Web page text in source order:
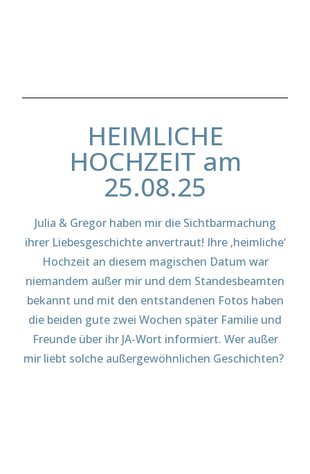
HEIMLICHE
HOCHZEIT am
25.08.25
Julia & Gregor haben mir die Sichtbarmachung
ihrer Liebesgeschichte anvertraut! Ihre ‚heimliche‘
Hochzeit an diesem magischen Datum war
niemandem außer mir und dem Standesbeamten
bekannt und mit den entstandenen Fotos haben
die beiden gute zwei Wochen später Familie und
Freunde über ihr JA-Wort informiert. Wer außer
mir liebt solche außergewöhnlichen Geschichten?